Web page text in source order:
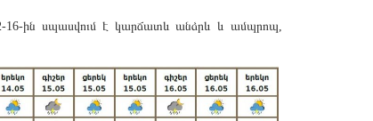
16-ին սպասվում է կարճատև անձրև և ամպրոպ,